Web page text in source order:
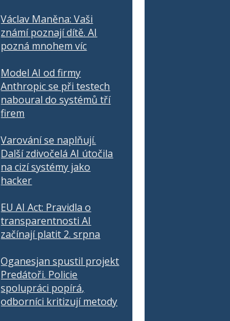
Václav Maněna: Vaši
známí poznají dítě. AI
pozná mnohem víc
Model AI od firmy
Anthropic se při testech
naboural do systémů tří
firem
Varování se naplňují.
Další zdivočelá AI útočila
na cizí systémy jako
hacker
EU AI Act: Pravidla o
transparentnosti AI
začínají platit 2. srpna
Oganesjan spustil projekt
Predátoři. Policie
spolupráci popírá,
odborníci kritizují metody